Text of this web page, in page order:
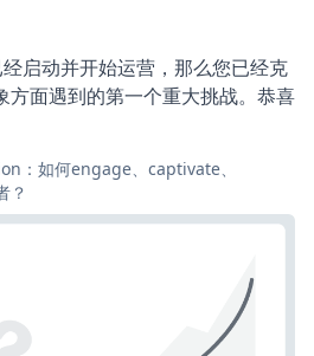
启动并开始运营，那么您已经克
方面遇到的第一个重大挑战。恭喜
：如何engage、captivate、
？